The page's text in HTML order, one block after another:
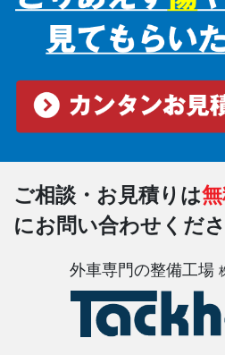
ご相談・お見積りは
にお問い合わせくださ
外車専門の整備工場